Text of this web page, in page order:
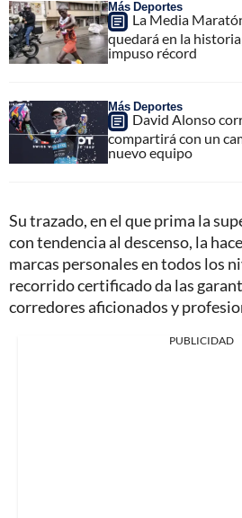
Más Deportes
La Media
quedará en la
impuso récord
Más Deportes
David Alonso
compartirá con un
nuevo equipo
Su trazado, en el que prima la
con tendencia al descenso, la
marcas personales en todos los
recorrido certificado da las
corredores aficionados y
PUBLICIDAD